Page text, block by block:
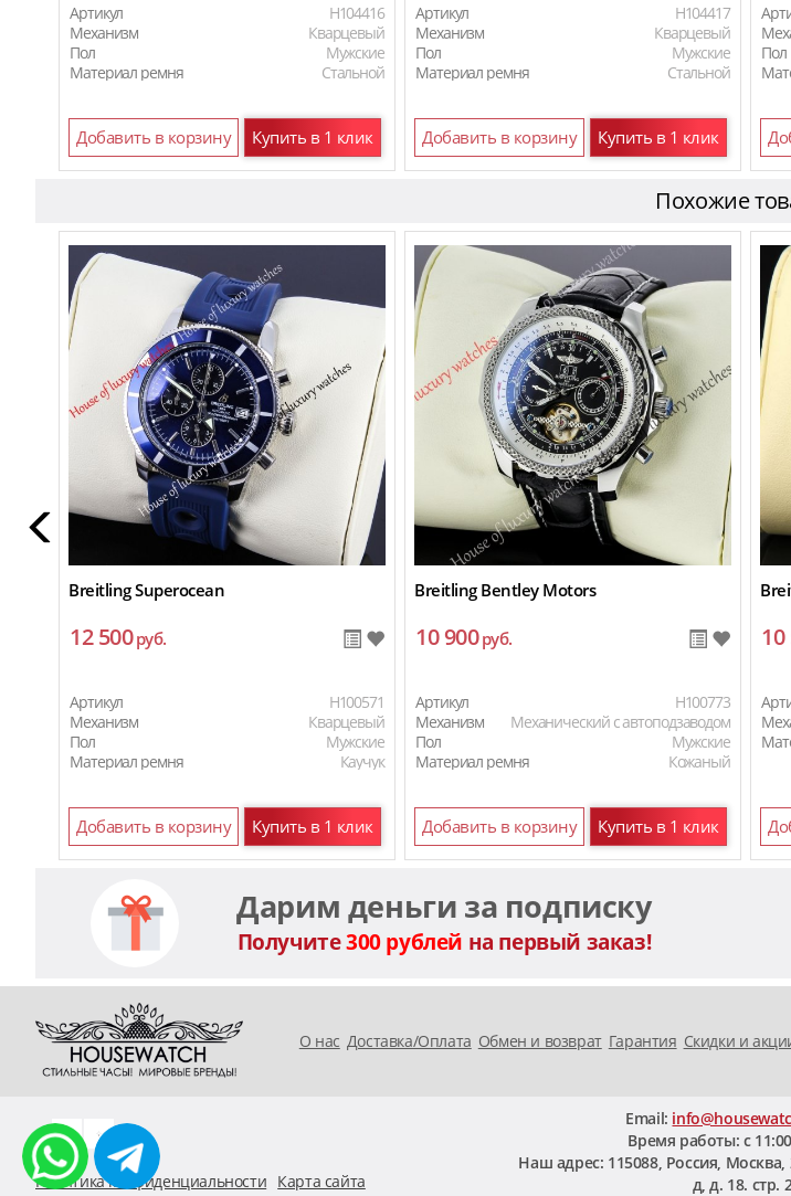
Артикул
H104416
Механизм
Кварцевый
Пол
Мужские
Материал ремня
Стальной
Добавить в корзину Купить в 1 клик
Артикул
H104417
Механизм
Кварцевый
Пол
Мужские
Материал ремня
Стальной
Добавить в корзину Купить в 1 клик
Пол
Похожие
Breitling Superocean
12 500руб.
Артикул
H100571
Механизм
Кварцевый
Пол
Мужские
Материал ремня
Каучук
Добавить в корзину Купить в 1 клик
Breitling Bentley Motors
10 900руб.
Артикул
H100773
Механизм
Механический с автоподзаводом
Пол
Мужские
Материал ремня
Кожаный
Добавить в корзину Купить в 1 клик
Дарим деньги за подписку
Получите300 рублей на первый заказ!
O нас Доставка/Оплата Обмен и возврат Гарантия Скидки и
Политика конфиденциальности Карта сайта
Email:
Время работы: c
Наш адрес: 115088, Россия, Москва
д, д. 18. стр.